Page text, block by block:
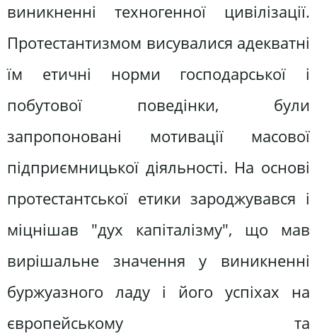
виникненні техногенної цивілізації.
Протестантизмом висувалися адекватні
їм етичні норми господарської і
побутової поведінки, були
запропоновані мотивації масової
підприємницької діяльності. На основі
протестантської етики зароджувався і
міцнішав "дух капіталізму", що мав
вирішальне значення у виникненні
буржуазного ладу і його успіхах на
європейському та